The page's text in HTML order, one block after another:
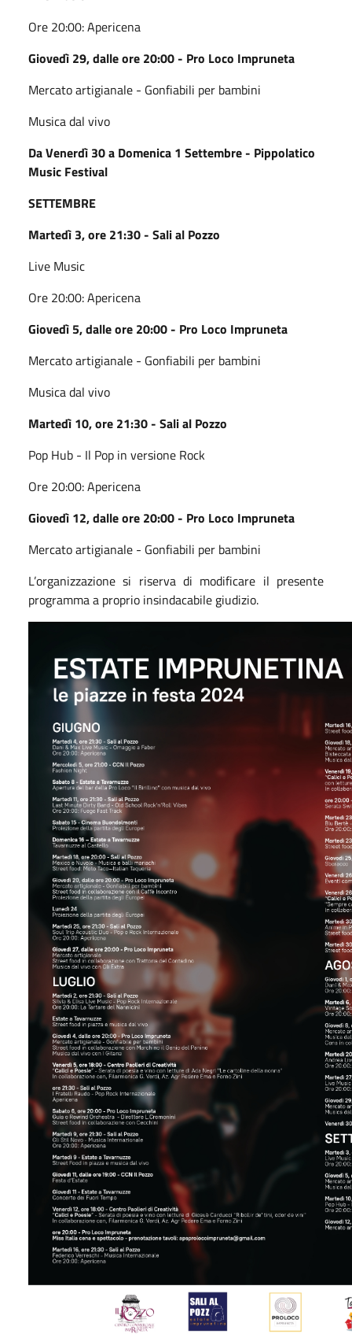
Ore 20:00: Apericena
Giovedì 29, dalle ore 20:00 - Pro Loco Impruneta
Mercato artigianale - Gonfiabili per bambini
Musica dal vivo
Da Venerdì 30 a Domenica 1 Settembre - Pippolatico
Music Festival
SETTEMBRE
Martedì 3, ore 21:30 - Sali al Pozzo
Live Music
Ore 20:00: Apericena
Giovedì 5, dalle ore 20:00 - Pro Loco Impruneta
Mercato artigianale - Gonfiabili per bambini
Musica dal vivo
Martedì 10, ore 21:30 - Sali al Pozzo
Pop Hub - Il Pop in versione Rock
Ore 20:00: Apericena
Giovedì 12, dalle ore 20:00 - Pro Loco Impruneta
Mercato artigianale - Gonfiabili per bambini
L’organizzazione si riserva di modificare il presente
programma a proprio insindacabile giudizio.